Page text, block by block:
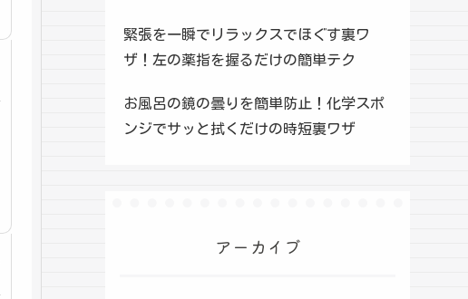
緊張を一瞬でリラックスでほぐす裏ワ
ザ！左の薬指を握るだけの簡単テク
お風呂の鏡の曇りを簡単防止！化学スポ
ンジでサッと拭くだけの時短裏ワザ
アーカイブ